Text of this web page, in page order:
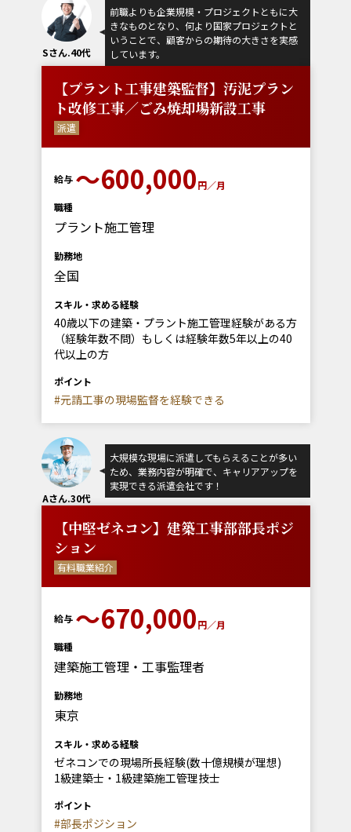
Sさん.40代
前職よりも企業規模・プロジェクトともに大
きなものとなり、何より国家プロジェクトと
いうことで、顧客からの期待の大きさを実感
しています。
【プラント工事建築監督】汚泥プラン
ト改修工事／ごみ焼却場新設工事
派遣
給与 ～600,000円／月
職種
プラント施工管理
勤務地
全国
スキル・求める経験
40歳以下の建築・プラント施工管理経験がある方
（経験年数不問）もしくは経験年数5年以上の40
代以上の方
ポイント
#元請工事の現場監督を経験できる
Aさん.30代
大規模な現場に派遣してもらえることが多い
ため、業務内容が明確で、キャリアアップを
実現できる派遣会社です！
【中堅ゼネコン】建築工事部部長ポジ
ション
有料職業紹介
給与 〜670,000円／月
職種
建築施工管理・工事監理者
勤務地
東京
スキル・求める経験
ゼネコンでの現場所長経験(数十億規模が理想)
1級建築士・1級建築施工管理技士
ポイント
#部長ポジション